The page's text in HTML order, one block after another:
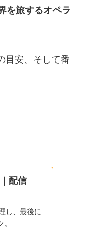
を旅するオペラ
目安、そして番
配信
し、最後に